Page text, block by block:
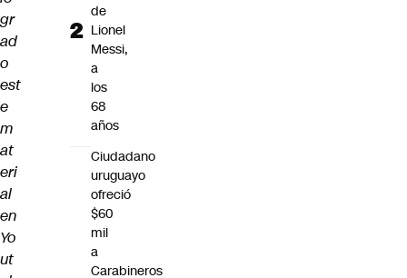
gr
ad
o
est
e
m
at
eri
al
en
Yo
ut
de
Lionel
Messi,
a
los
68
años
Ciudadano
uruguayo
ofreció
$60
mil
a
Carabineros